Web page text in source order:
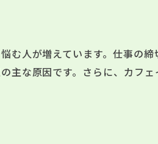
む人が増えています。仕事の
主な原因です。さらに、カフ